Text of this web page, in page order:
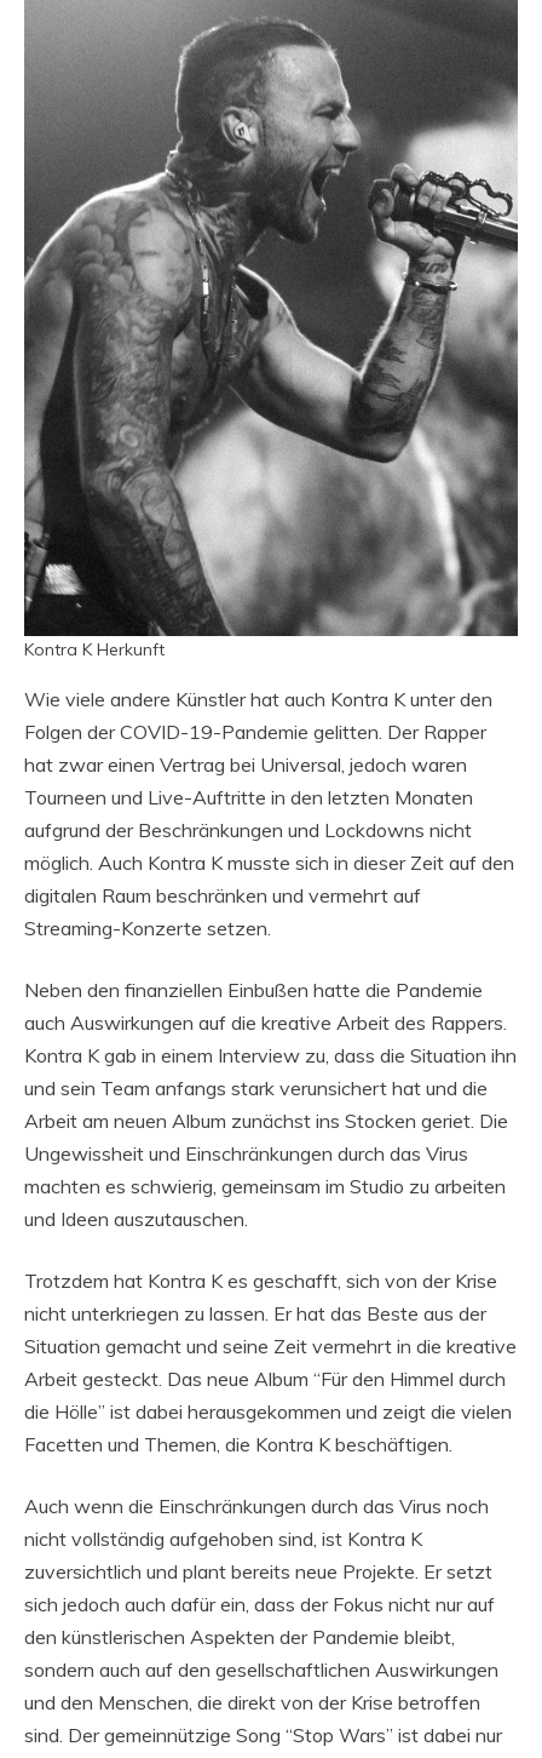
Kontra K Herkunft
Wie viele andere Künstler hat auch Kontra K unter den
Folgen der COVID-19-Pandemie gelitten. Der Rapper
hat zwar einen Vertrag bei Universal, jedoch waren
Tourneen und Live-Auftritte in den letzten Monaten
aufgrund der Beschränkungen und Lockdowns nicht
möglich. Auch Kontra K musste sich in dieser Zeit auf den
digitalen Raum beschränken und vermehrt auf
Streaming-Konzerte setzen.
Neben den finanziellen Einbußen hatte die Pandemie
auch Auswirkungen auf die kreative Arbeit des Rappers.
Kontra K gab in einem Interview zu, dass die Situation ihn
und sein Team anfangs stark verunsichert hat und die
Arbeit am neuen Album zunächst ins Stocken geriet. Die
Ungewissheit und Einschränkungen durch das Virus
machten es schwierig, gemeinsam im Studio zu arbeiten
und Ideen auszutauschen.
Trotzdem hat Kontra K es geschafft, sich von der Krise
nicht unterkriegen zu lassen. Er hat das Beste aus der
Situation gemacht und seine Zeit vermehrt in die kreative
Arbeit gesteckt. Das neue Album “Für den Himmel durch
die Hölle” ist dabei herausgekommen und zeigt die vielen
Facetten und Themen, die Kontra K beschäftigen.
Auch wenn die Einschränkungen durch das Virus noch
nicht vollständig aufgehoben sind, ist Kontra K
zuversichtlich und plant bereits neue Projekte. Er setzt
sich jedoch auch dafür ein, dass der Fokus nicht nur auf
den künstlerischen Aspekten der Pandemie bleibt,
sondern auch auf den gesellschaftlichen Auswirkungen
und den Menschen, die direkt von der Krise betroffen
sind. Der gemeinnützige Song “Stop Wars” ist dabei nur